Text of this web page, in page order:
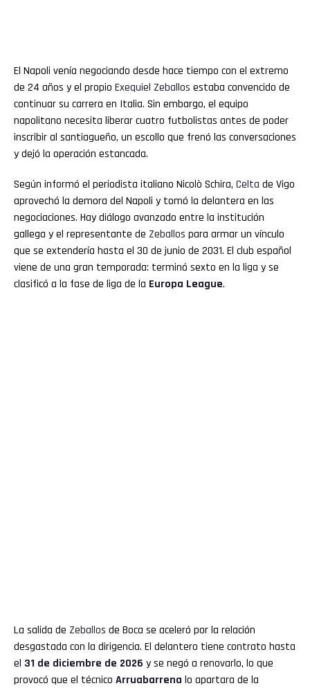
El Napoli venía negociando desde hace tiempo con el extremo
de 24 años y el propio Exequiel Zeballos estaba convencido de
continuar su carrera en Italia. Sin embargo, el equipo
napolitano necesita liberar cuatro futbolistas antes de poder
inscribir al santiagueño, un escollo que frenó las conversaciones
y dejó la operación estancada.
Según informó el periodista italiano Nicolò Schira, Celta de Vigo
aprovechó la demora del Napoli y tomó la delantera en las
negociaciones. Hay diálogo avanzado entre la institución
gallega y el representante de Zeballos para armar un vínculo
que se extendería hasta el 30 de junio de 2031. El club español
viene de una gran temporada: terminó sexto en la liga y se
clasificó a la fase de liga de la Europa League.
La salida de Zeballos de Boca se aceleró por la relación
desgastada con la dirigencia. El delantero tiene contrato hasta
el 31 de diciembre de 2026 y se negó a renovarlo, lo que
provocó que el técnico Arruabarrena lo apartara de la